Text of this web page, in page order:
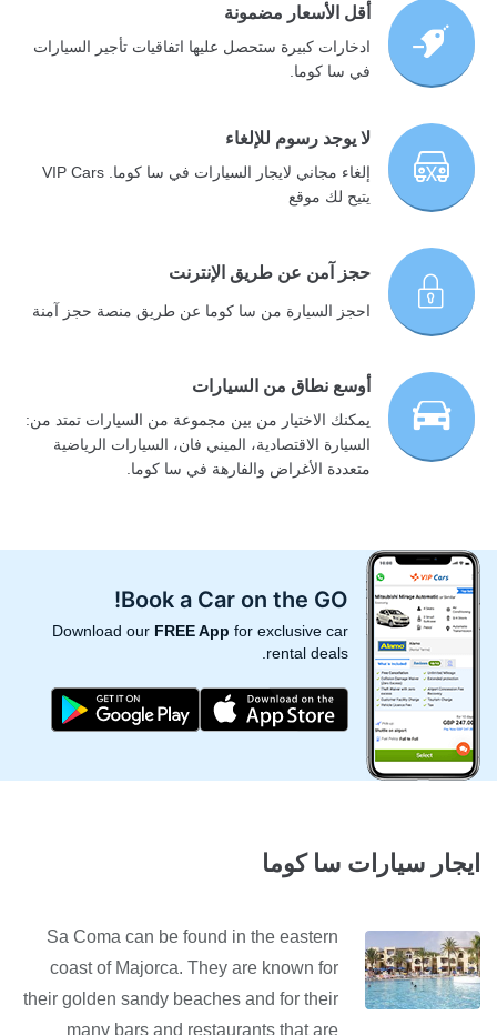
أقل الأسعار مضمونة
ادخارات كبيرة ستحصل عليها اتفاقيات تأجير السيارات
في سا كوما.
لا يوجد رسوم للإلغاء
إلغاء مجاني لايجار السيارات في سا كوما. VIP Cars
يتيح لك موقع
حجز آمن عن طريق الإنترنت
احجز السيارة من سا كوما عن طريق منصة حجز آمنة
أوسع نطاق من السيارات
يمكنك الاختيار من بين مجموعة من السيارات تمتد من:
السيارة الاقتصادية، الميني فان، السيارات الرياضية
متعددة الأغراض والفارهة في سا كوما.
Book a Car on the GO!
Download our FREE App for exclusive car
rental deals.
ايجار سيارات سا كوما
Sa Coma can be found in the eastern
coast of Majorca. They are known for
their golden sandy beaches and for their
many bars and restaurants that are